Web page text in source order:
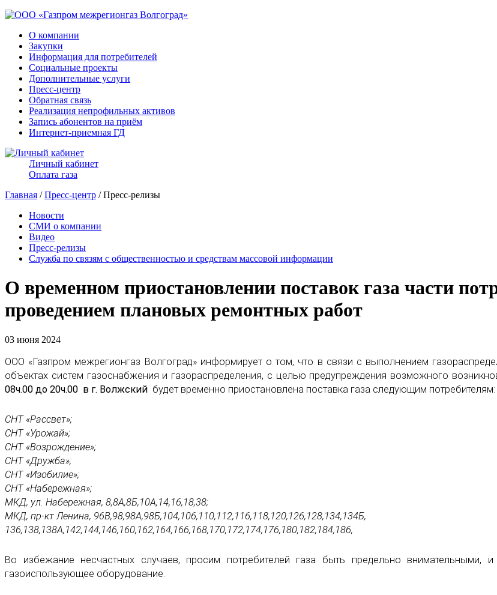
О компании
Закупки
Информация для потребителей
Социальные проекты
Дополнительные услуги
Пресс-центр
Обратная связь
Реализация непрофильных активов
Запись абонентов на приём
Интернет-приемная ГД
Личный кабинет
Оплата газа
Главная /Пресс-центр / Пресс-релизы
Новости
СМИ о компании
Видео
Пресс-релизы
Служба по связям с общественностью и средствам массовой информации
О временном приостановлении поставок газа части
проведением плановых ремонтных работ
03 июня 2024
ООО «Газпром межрегионгаз Волгоград» информирует о том, что в связи с выполнением
объектах систем газоснабжения и газораспределения, с целью предупреждения возможного
08ч.00 до 20ч.00 в г. Волжский будет временно приостановлена поставка газа следующим потребителям:
СНТ «Рассвет»;
СНТ «Урожай»;
СНТ «Возрождение»;
СНТ «Дружба»;
СНТ «Изобилие»;
СНТ «Набережная»;
МКД, ул. Набережная, 8,8А,8Б,10А,14,16,18,38;
МКД, пр-кт Ленина, 96В,98,98А,98Б,104,106,110,112,116,118,120,126,128,134,134Б,
136,138,138А,142,144,146,160,162,164,166,168,170,172,174,176,180,182,184,186,
Во избежание несчастных случаев, просим потребителей газа быть предельно
газоиспользующее оборудование.